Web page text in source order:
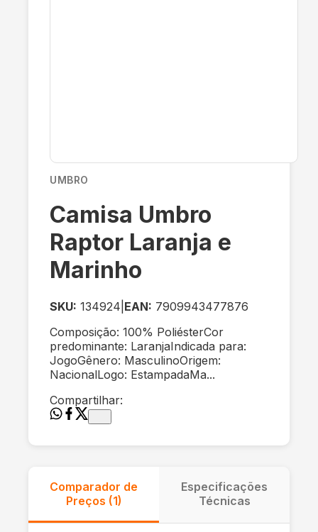
UMBRO
Camisa Umbro
Raptor Laranja e
Marinho
SKU: 134924 EAN: 7909943477876
Composição: 100% PoliésterCor
predominante: LaranjaIndicada para:
JogoGênero: MasculinoOrigem:
NacionalLogo: EstampadaMa...
Compartilhar:
Comparador de
Preços (1)
Especificações
Técnicas